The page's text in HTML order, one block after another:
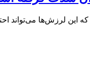
لرزش‌ها می‌تواند